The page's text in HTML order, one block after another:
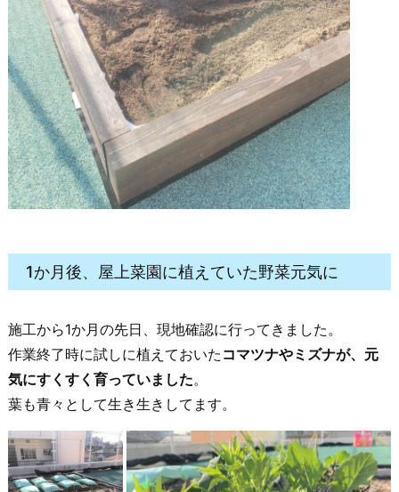
1か月後、屋上菜園に植えていた野菜元気に
施工から1か月の先日、現地確認に行ってきました。
作業終了時に試しに植えておいた コマツナやミズナが、元
気にすくすく育っていました。
葉も青々として生き生きしてます。